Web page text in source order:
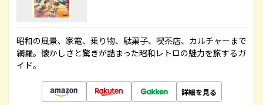
昭和の風景、家電、乗り物、駄菓子、喫茶店、カルチャーまで
網羅。懐かしさと驚きが詰まった昭和レトロの魅力を旅するガ
イド。
詳細を見る